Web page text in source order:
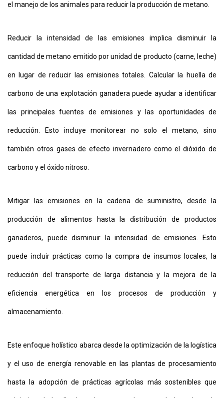
el manejo de los animales para reducir la producción de metano.
Reducir la intensidad de las emisiones implica disminuir la
cantidad de metano emitido por unidad de producto (carne, leche)
en lugar de reducir las emisiones totales. Calcular la huella de
carbono de una explotación ganadera puede ayudar a identificar
las principales fuentes de emisiones y las oportunidades de
reducción. Esto incluye monitorear no solo el metano, sino
también otros gases de efecto invernadero como el dióxido de
carbono y el óxido nitroso.
Mitigar las emisiones en la cadena de suministro, desde la
producción de alimentos hasta la distribución de productos
ganaderos, puede disminuir la intensidad de emisiones. Esto
puede incluir prácticas como la compra de insumos locales, la
reducción del transporte de larga distancia y la mejora de la
eficiencia energética en los procesos de producción y
almacenamiento.
Este enfoque holístico abarca desde la optimización de la logística
y el uso de energía renovable en las plantas de procesamiento
hasta la adopción de prácticas agrícolas más sostenibles que